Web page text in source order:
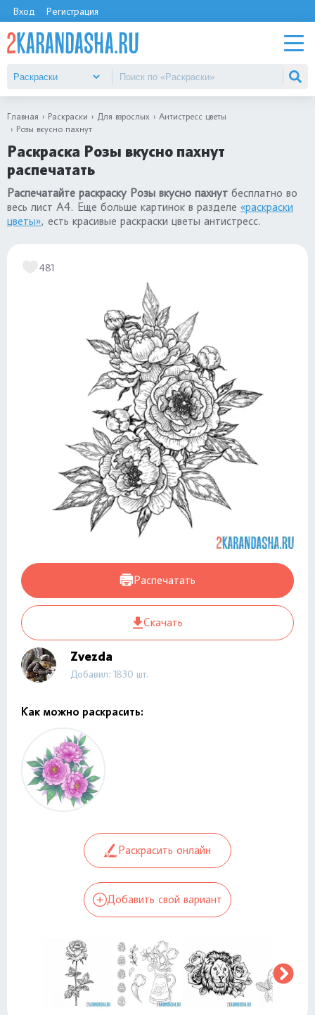
Вход Регистрация
Главная Раскраски Для взрослых
Антистресс цветы
Розы вкусно пахнут
Раскраска Розы вкусно пахнут
распечатать
Распечатайте раскраску Розы вкусно пахнут бесплатно во
весь лист А4. Еще больше картинок в разделе «раскраски
цветы», есть красивые раскраски цветы антистресс.
481
Распечатать
Скачать
Zvezda
Добавил: 1830 шт.
Как можно раскрасить:
Раскрасить онлайн
Добавить свой вариант